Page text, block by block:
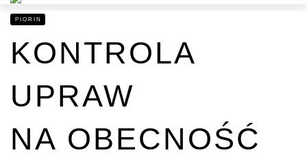
PIORIN
KONTROLA
UPRAW
NA OBECNOŚĆ